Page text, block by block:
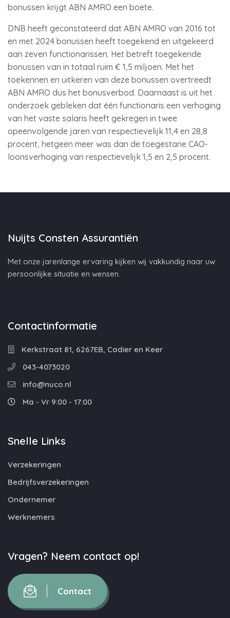
bonussen krijgt ABN AMRO een boete.
DNB heeft geconstateerd dat ABN AMRO van 2016 tot
en met 2024 bonussen heeft toegekend en uitgekeerd
aan zeven functionarissen. Het betreft toegekende
bonussen van in totaal ruim € 1,5 miljoen. Met het
toekennen en uitkeren van deze bonussen overtreedt
ABN AMRO dus het bonusverbod. Daarnaast is uit het
onderzoek gebleken dat één functionaris een verhoging
van het vaste salaris heeft gekregen in twee
opeenvolgende jaren van respectievelijk 11,4 en 28,8
procent, hetgeen meer was dan de toegestane CAO-
loonsverhoging van respectievelijk 1,5 en 2,5 procent.
Nuijts Consten Assurantiën
Met onze jarenlange ervaring kijken wij vakkundig naar uw
persoonlijke situatie en wensen.
Contactinformatie
Kerkstraat 81, 6267EB, Cadier en Keer
043-4073020
info@nuco.nl
Ma - Vr 9:00 - 17:00
Snelle Links
Verzekeringen
Bedrijfsverzekeringen
Ondernemer
Werknemers
Vragen? Neem contact op!
Contact